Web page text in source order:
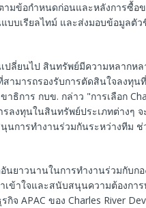
ามข้อกำหนดก่อนและหลังการซื้อ
บบเรียลไทม์ และส่งมอบข้อมูลตั
เปลี่ยนไป สินทรัพย์มีความหลาก
สามารถรองรับการตัดสินใจลงทุ
ธิการ กบข. กล่าว "การเลือก
รลงทุนในสินทรัพย์ประเภทต่างๆ
การทำงานร่วมกันระหว่างทีม ช่
อันยาวนานในการทำงานร่วมกับ
เข้าใจและสนับสนุนความต้องกา
จ APAC ของ Charles River